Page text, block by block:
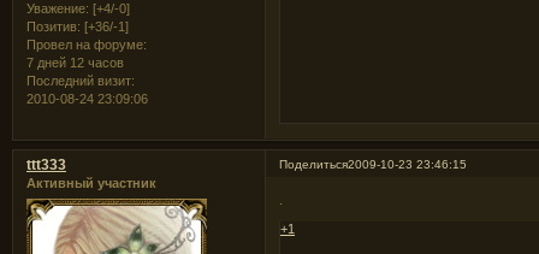
Уважение: [+4/-0]
Позитив: [+36/-1]
Провел на форуме:
7 дней 12 часов
Последний визит:
2010-08-24 23:09:06
Поделиться2009-10-23 23:46:15
ttt333
Активный участник
+1